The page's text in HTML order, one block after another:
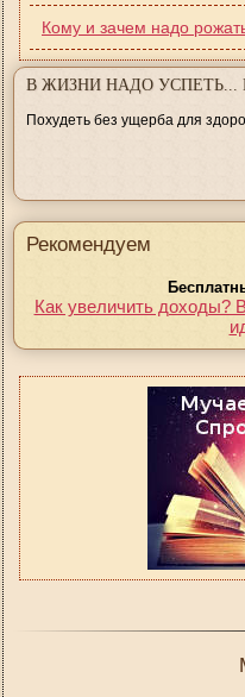
Кому и зачем надо
В ЖИЗНИ НАДО УСПЕТЬ...
Похудеть без ущерба для
Рекомендуем
Как увеличить доходы?